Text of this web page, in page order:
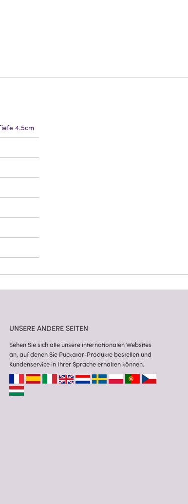
4.5cm
UNSERE ANDERE SEITEN
Sehen Sie sich alle unsere internationalen Websites
an, auf denen Sie Puckator-Produkte bestellen und
Kundenservice in Ihrer Sprache erhalten können.